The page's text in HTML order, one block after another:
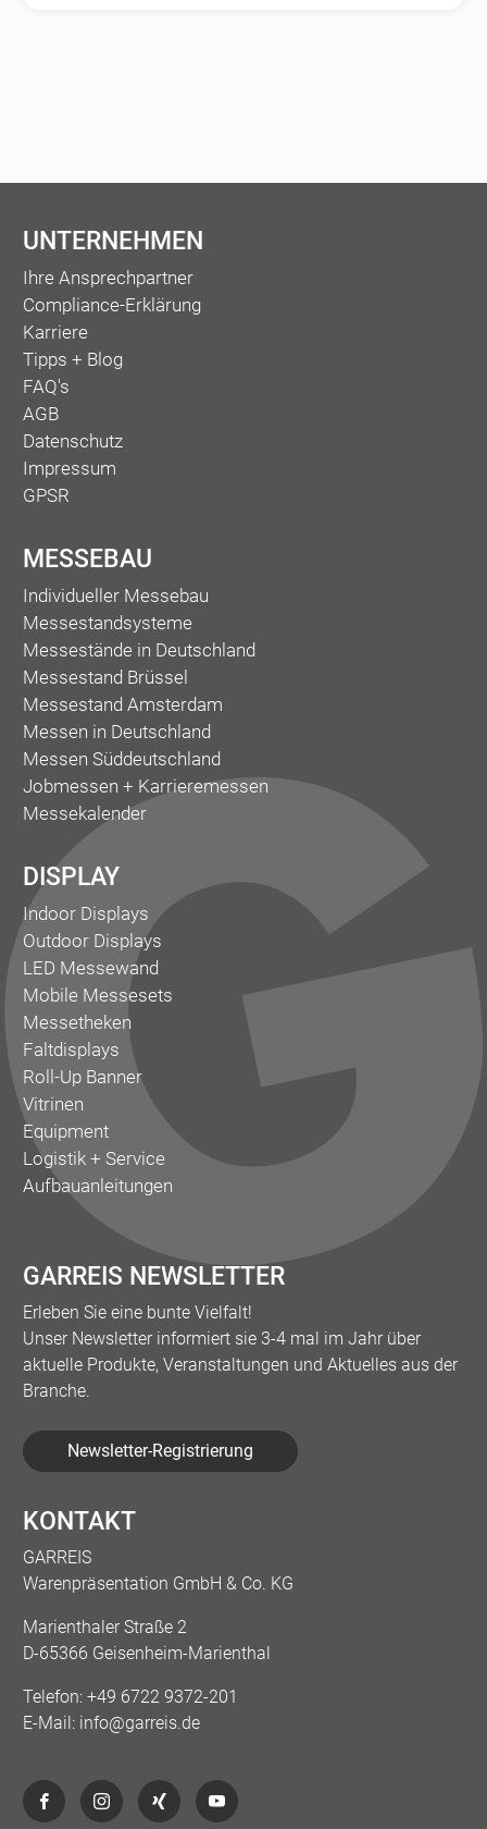
UNTERNEHMEN
Ihre Ansprechpartner
Compliance-Erklärung
Karriere
Tipps + Blog
FAQ's
AGB
Datenschutz
Impressum
GPSR
MESSEBAU
Individueller Messebau
Messestandsysteme
Messestände in Deutschland
Messestand Brüssel
Messestand Amsterdam
Messen in Deutschland
Messen Süddeutschland
Jobmessen + Karrieremessen
Messekalender
DISPLAY
Indoor Displays
Outdoor Displays
LED Messewand
Mobile Messesets
Messetheken
Faltdisplays
Roll-Up Banner
Vitrinen
Equipment
Logistik + Service
Aufbauanleitungen
GARREIS NEWSLETTER
Erleben Sie eine bunte Vielfalt!
Unser Newsletter informiert sie 3-4 mal im Jahr über
aktuelle Produkte, Veranstaltungen und Aktuelles aus der
Branche.
Newsletter-Registrierung
KONTAKT
GARREIS
Warenpräsentation GmbH & Co. KG
Marienthaler Straße 2
D-65366 Geisenheim-Marienthal
Telefon: +49 6722 9372-201
E-Mail: info@garreis.de